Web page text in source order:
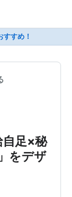
すめ！
足×秘
をデザ